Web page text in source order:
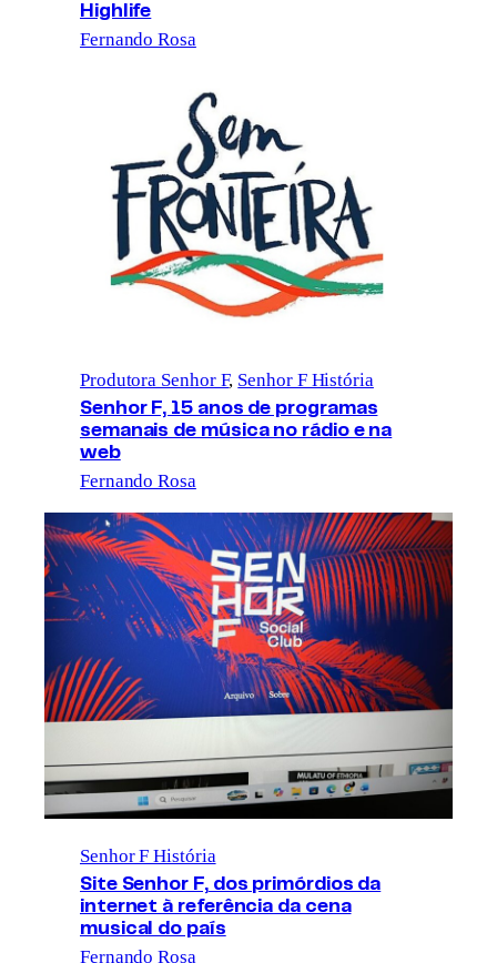
Highlife
Fernando Rosa
Produtora Senhor F, Senhor F História
Senhor F, 15 anos de programas
semanais de música no rádio e na
web
Fernando Rosa
Senhor F História
Site Senhor F, dos primórdios da
internet à referência da cena
musical do país
Fernando Rosa